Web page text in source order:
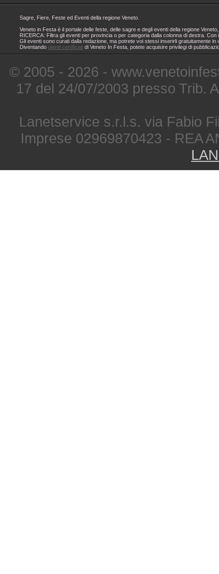
Sagre, Fiere, Feste ed Eventi della regione Veneto.
Veneto in Festa è il portale delle feste, delle sagre e degli eventi della regione
RICERCA: Filtra gli eventi per provincia o per categoria dalla colonna di destra.
Gli eventi sono curati dalla redazione, ma potrete voi stessi inserirli gratuitamente
Diventando utenti certificati di Veneto In Festa, potete acquisire privilegi di
© 2005 - 2026 -
17 del 24/07/2003 presso Trib.
Lanetservice s.r.l.s. via Fabio
Imprese 02969870423 - REA